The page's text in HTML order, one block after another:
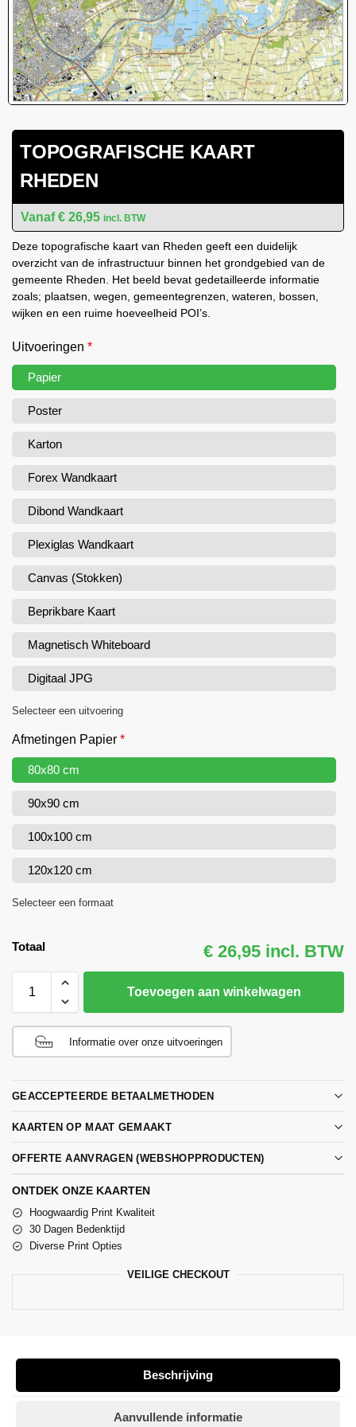
TOPOGRAFISCHE KAART
RHEDEN
€ 26,95 incl. BTW
Deze topografische kaart van Rheden geeft een duidelijk
overzicht van de infrastructuur binnen het grondgebied van de
gemeente Rheden. Het beeld bevat gedetailleerde informatie
zoals; plaatsen, wegen, gemeentegrenzen, wateren, bossen,
wijken en een ruime hoeveelheid POI’s.
Uitvoeringen *
Papier
Poster
Karton
Forex Wandkaart
Dibond Wandkaart
Plexiglas Wandkaart
Canvas (Stokken)
Beprikbare Kaart
Magnetisch Whiteboard
Digitaal JPG
Selecteer een uitvoering
Afmetingen Papier *
80x80 cm
90x90 cm
100x100 cm
120x120 cm
Selecteer een formaat
Totaal € 26,95 incl. BTW
Toevoegen aan winkelwagen
Informatie over onze uitvoeringen
GEACCEPTEERDE BETAALMETHODEN
KAARTEN OP MAAT GEMAAKT
OFFERTE AANVRAGEN (WEBSHOPPRODUCTEN)
ONTDEK ONZE KAARTEN
Hoogwaardig Print Kwaliteit
30 Dagen Bedenktijd
Diverse Print Opties
VEILIGE CHECKOUT
Beschrijving
Aanvullende informatie